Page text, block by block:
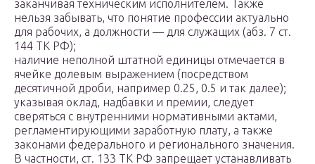
заканчивая техническим исполнителем. Также
нельзя забывать, что понятие профессии актуально
для рабочих, а должности — для служащих (абз. 7 ст.
144 ТК РФ);
наличие неполной штатной единицы отмечается в
ячейке долевым выражением (посредством
десятичной дроби, например 0.25, 0.5 и так далее);
указывая оклад, надбавки и премии, следует
сверяться с внутренними нормативными актами,
регламентирующими заработную плату, а также
законами федерального и регионального значения.
В частности, ст. 133 ТК РФ запрещает устанавливать